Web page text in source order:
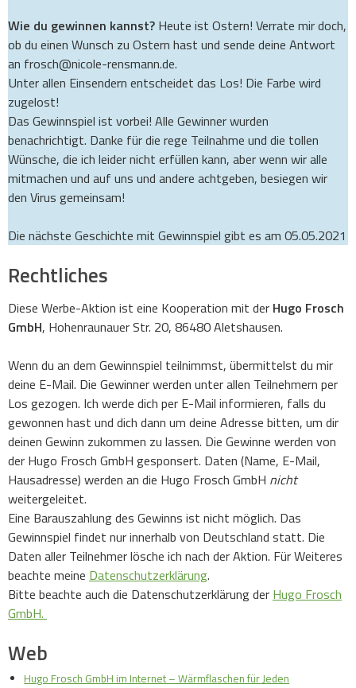
Wie du gewinnen kannst? Heute ist Ostern! Verrate mir doch,
ob du einen Wunsch zu Ostern hast und sende deine Antwort
an frosch@nicole-rensmann.de.
Unter allen Einsendern entscheidet das Los! Die Farbe wird
zugelost!
Das Gewinnspiel ist vorbei! Alle Gewinner wurden
benachrichtigt. Danke für die rege Teilnahme und die tollen
Wünsche, die ich leider nicht erfüllen kann, aber wenn wir alle
mitmachen und auf uns und andere achtgeben, besiegen wir
den Virus gemeinsam!
Die nächste Geschichte mit Gewinnspiel gibt es am 05.05.2021
Rechtliches
Diese Werbe-Aktion ist eine Kooperation mit der Hugo Frosch
GmbH, Hohenraunauer Str. 20, 86480 Aletshausen.
Wenn du an dem Gewinnspiel teilnimmst, übermittelst du mir
deine E-Mail. Die Gewinner werden unter allen Teilnehmern per
Los gezogen. Ich werde dich per E-Mail informieren, falls du
gewonnen hast und dich dann um deine Adresse bitten, um dir
deinen Gewinn zukommen zu lassen. Die Gewinne werden von
der Hugo Frosch GmbH gesponsert. Daten (Name, E-Mail,
Hausadresse) werden an die Hugo Frosch GmbH nicht
weitergeleitet.
Eine Barauszahlung des Gewinns ist nicht möglich. Das
Gewinnspiel findet nur innerhalb von Deutschland statt. Die
Daten aller Teilnehmer lösche ich nach der Aktion. Für Weiteres
beachte meine Datenschutzerklärung.
Bitte beachte auch die Datenschutzerklärung der Hugo Frosch
GmbH.
Web
Hugo Frosch GmbH im Internet – Wärmflaschen für Jeden